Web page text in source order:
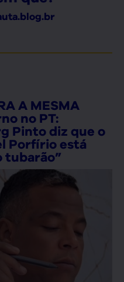
A MESMA
no PT:
Pinto diz que o
Porfírio está
tubarão”